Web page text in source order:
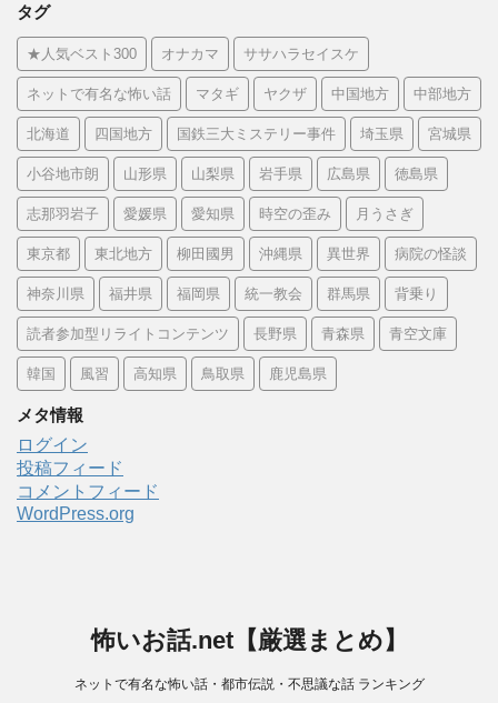
タグ
★人気ベスト300 オナカマ ササハラセイスケ
ネットで有名な怖い話 マタギ ヤクザ 中国地方 中部地方
北海道 四国地方 国鉄三大ミステリー事件 埼玉県 宮城県
小谷地市朗 山形県 山梨県 岩手県 広島県 徳島県
志那羽岩子 愛媛県 愛知県 時空の歪み 月うさぎ
東京都 東北地方 柳田國男 沖縄県 異世界 病院の怪談
神奈川県 福井県 福岡県 統一教会 群馬県 背乗り
読者参加型リライトコンテンツ 長野県 青森県 青空文庫
韓国 風習 高知県 鳥取県 鹿児島県
メタ情報
ログイン
投稿フィード
コメントフィード
WordPress.org
怖いお話.net【厳選まとめ】
ネットで有名な怖い話・都市伝説・不思議な話 ランキング